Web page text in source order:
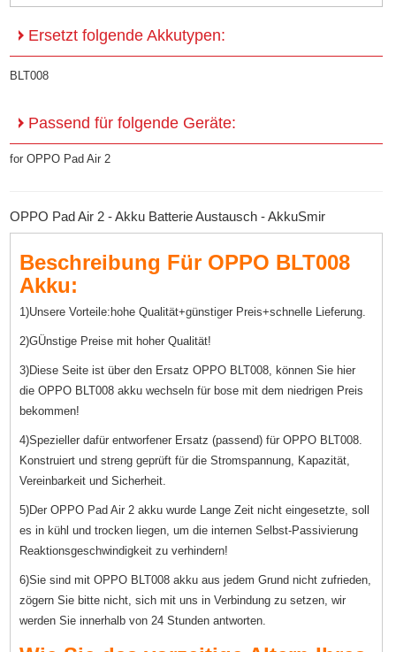
Ersetzt folgende Akkutypen:
BLT008
Passend für folgende Geräte:
for OPPO Pad Air 2
OPPO Pad Air 2 - Akku Batterie Austausch - AkkuSmir
Beschreibung Für OPPO BLT008
Akku:
1)Unsere Vorteile:hohe Qualität+günstiger Preis+schnelle Lieferung.
2)GÜnstige Preise mit hoher Qualität!
3)Diese Seite ist über den Ersatz OPPO BLT008, können Sie hier
die OPPO BLT008 akku wechseln für bose mit dem niedrigen Preis
bekommen!
4)Spezieller dafür entworfener Ersatz (passend) für OPPO BLT008.
Konstruiert und streng geprüft für die Stromspannung, Kapazität,
Vereinbarkeit und Sicherheit.
5)Der OPPO Pad Air 2 akku wurde Lange Zeit nicht eingesetzte, soll
es in kühl und trocken liegen, um die internen Selbst-Passivierung
Reaktionsgeschwindigkeit zu verhindern!
6)Sie sind mit OPPO BLT008 akku aus jedem Grund nicht zufrieden,
zögern Sie bitte nicht, sich mit uns in Verbindung zu setzen, wir
werden Sie innerhalb von 24 Stunden antworten.